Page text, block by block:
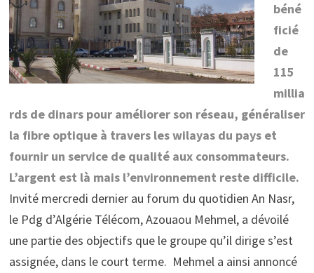
béné
ficié
de
115
millia
rds de dinars pour améliorer son réseau, généraliser
la fibre optique à travers les wilayas du pays et
fournir un service de qualité aux consommateurs.
L’argent est là mais l’environnement reste difficile.
Invité mercredi dernier au forum du quotidien An Nasr,
le Pdg d’Algérie Télécom, Azouaou Mehmel, a dévoilé
une partie des objectifs que le groupe qu’il dirige s’est
assignée, dans le court terme. Mehmel a ainsi annoncé